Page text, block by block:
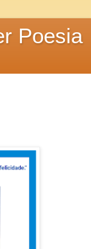
Poesia